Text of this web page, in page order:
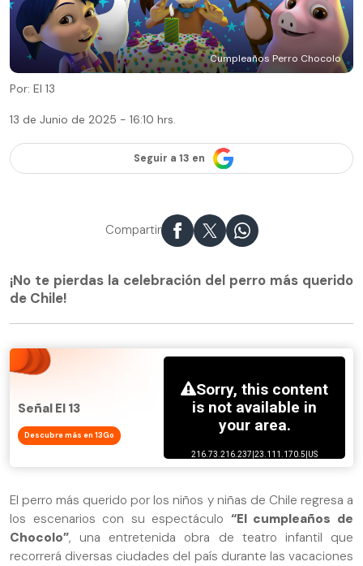
Cumpleaños Perro Chocolo
Por: El 13
13 de Junio de 2025 - 16:10 hrs.
Seguir a 13 en
Compartir
¡No te pierdas la celebración del perro más querido
de Chile!
Señal El 13
Descubre más en 13Go
El perro más querido por los niños y niñas de Chile regresa a
los escenarios con su espectáculo “El cumpleaños de
Chocolo”, una entretenida obra de teatro infantil que
recorrerá diversas ciudades del país durante las vacaciones